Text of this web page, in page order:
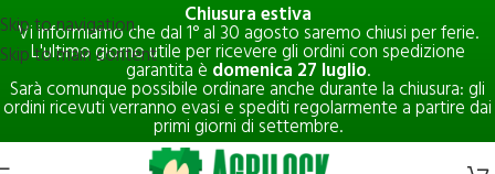
Chiusura estiva
Vi informiamo che dal 1° al 30 agosto saremo chiusi per ferie.
L'ultimo giorno utile per ricevere gli ordini con spedizione
garantita è domenica 27 luglio.
Sarà comunque possibile ordinare anche durante la chiusura: gli
ordini ricevuti verranno evasi e spediti regolarmente a partire dai
primi giorni di settembre.
Skip to navigation
Skip to main content